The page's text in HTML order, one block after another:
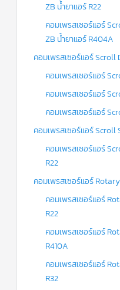
ZB น้ำยาแอร์ R22
คอมเพรสเซอร์แอร์
ZB น้ำยาแอร์ R404A
คอมเพรสเซอร์แอร์ Scroll
คอมเพรสเซอร์แอร์
คอมเพรสเซอร์แอร์
คอมเพรสเซอร์แอร์
คอมเพรสเซอร์แอร์ Scroll
คอมเพรสเซอร์แอร์
R22
คอมเพรสเซอร์แอร์
คอมเพรสเซอร์แอร์
R22
คอมเพรสเซอร์แอร์
R410A
คอมเพรสเซอร์แอร์
R32